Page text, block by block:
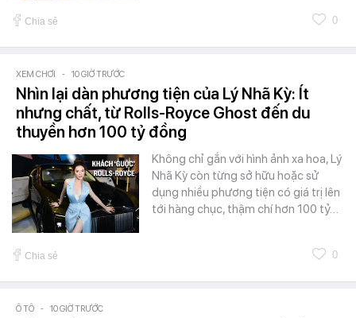
Chia sẻ 0
XEM CHƠI - 10 GIỜ TRƯỚC
Nhìn lại dàn phương tiện của Lý Nhã Kỳ: Ít
nhưng chất, từ Rolls-Royce Ghost đến du
thuyền hơn 100 tỷ đồng
Không chỉ gắn với hình ảnh xa hoa, Lý
Nhã Kỳ còn từng sở hữu hoặc sử
dụng nhiều phương tiện có giá trị lên
tới hàng chục, thậm chí hơn 100 tỷ…
Chia sẻ 0
Ô TÔ - 10 GIỜ TRƯỚC